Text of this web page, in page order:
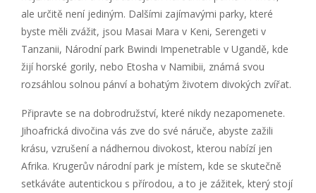
ale určitě není jediným. Dalšími zajímavými parky, které
byste měli zvážit, jsou Masai Mara v Keni, Serengeti v
Tanzanii, Národní park Bwindi Impenetrable v Ugandě, kde
žijí horské gorily, nebo Etosha v Namibii, známá svou
rozsáhlou solnou pánví a bohatým životem divokých zvířat.
Připravte se na dobrodružství, které nikdy nezapomenete.
Jihoafrická divočina vás zve do své náruče, abyste zažili
krásu, vzrušení a nádhernou divokost, kterou nabízí jen
Afrika. Krugerův národní park je místem, kde se skutečně
setkáváte autentickou s přírodou, a to je zážitek, který stojí